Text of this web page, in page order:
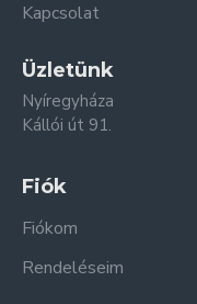
Kapcsolat
Üzletünk
Nyíregyháza
Kállói út 91.
Fiók
Fiókom
Rendeléseim